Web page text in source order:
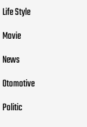
Life Style
Movie
News
Otomotive
Politic